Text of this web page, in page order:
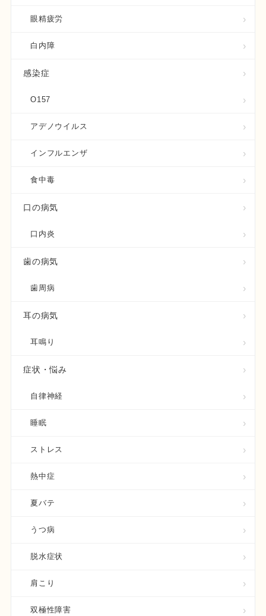
眼精疲労
白内障
感染症
O157
アデノウイルス
インフルエンザ
食中毒
口の病気
口内炎
歯の病気
歯周病
耳の病気
耳鳴り
症状・悩み
自律神経
睡眠
ストレス
熱中症
夏バテ
うつ病
脱水症状
肩こり
双極性障害